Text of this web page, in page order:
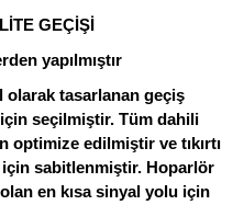
GEÇİŞİ
yapılmıştır
olarak tasarlanan geçiş
seçilmiştir. Tüm dahili
optimize edilmiştir ve tıkırtı
için sabitlenmiştir. Hoparlör
en kısa sinyal yolu için